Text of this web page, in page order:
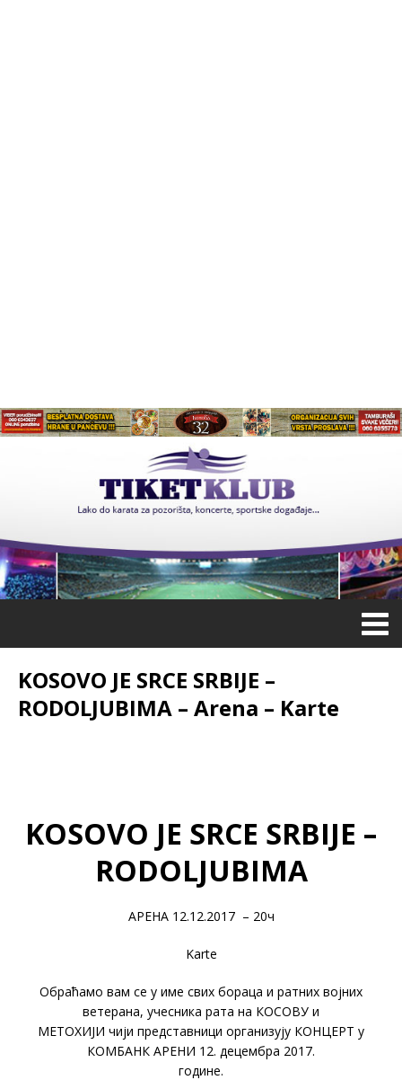
KOSOVO JE SRCE SRBIJE –
RODOLJUBIMA – Arena – Karte
KOSOVO JE SRCE SRBIJE –
RODOLJUBIMA
АРЕНА 12.12.2017 – 20ч
Karte
Обраћамo вам се у име свих бораца и ратних војних
ветерана, учесника рата на КОСОВУ и
МЕТОХИЈИ чији представници организују КОНЦЕРТ у
КОМБАНК АРЕНИ 12. децембра 2017.
године.